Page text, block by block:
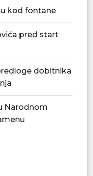
kod fontane
pred start
dobitnika
Narodnom